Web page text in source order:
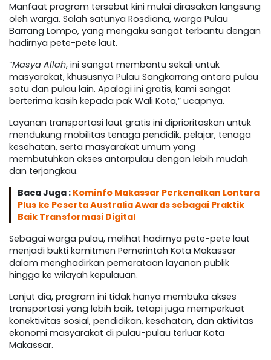
Manfaat program tersebut kini mulai dirasakan langsung
oleh warga. Salah satunya Rosdiana, warga Pulau
Barrang Lompo, yang mengaku sangat terbantu dengan
hadirnya pete-pete laut.
“Masya Allah, ini sangat membantu sekali untuk
masyarakat, khususnya Pulau Sangkarrang antara pulau
satu dan pulau lain. Apalagi ini gratis, kami sangat
berterima kasih kepada pak Wali Kota,” ucapnya.
Layanan transportasi laut gratis ini diprioritaskan untuk
mendukung mobilitas tenaga pendidik, pelajar, tenaga
kesehatan, serta masyarakat umum yang
membutuhkan akses antarpulau dengan lebih mudah
dan terjangkau.
Baca Juga : Kominfo Makassar Perkenalkan Lontara
Plus ke Peserta Australia Awards sebagai Praktik
Baik Transformasi Digital
Sebagai warga pulau, melihat hadirnya pete-pete laut
menjadi bukti komitmen Pemerintah Kota Makassar
dalam menghadirkan pemerataan layanan publik
hingga ke wilayah kepulauan.
Lanjut dia, program ini tidak hanya membuka akses
transportasi yang lebih baik, tetapi juga memperkuat
konektivitas sosial, pendidikan, kesehatan, dan aktivitas
ekonomi masyarakat di pulau-pulau terluar Kota
Makassar.